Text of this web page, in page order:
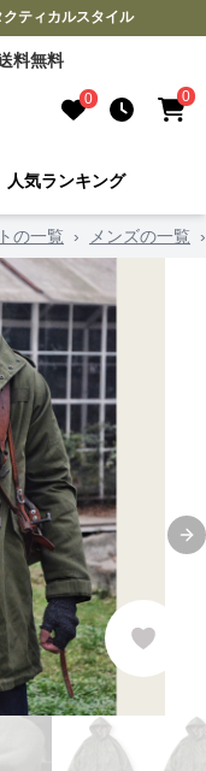
ティカルスタイル
料無料
0 0
人気ランキング
の一覧 › メンズの一覧 ›